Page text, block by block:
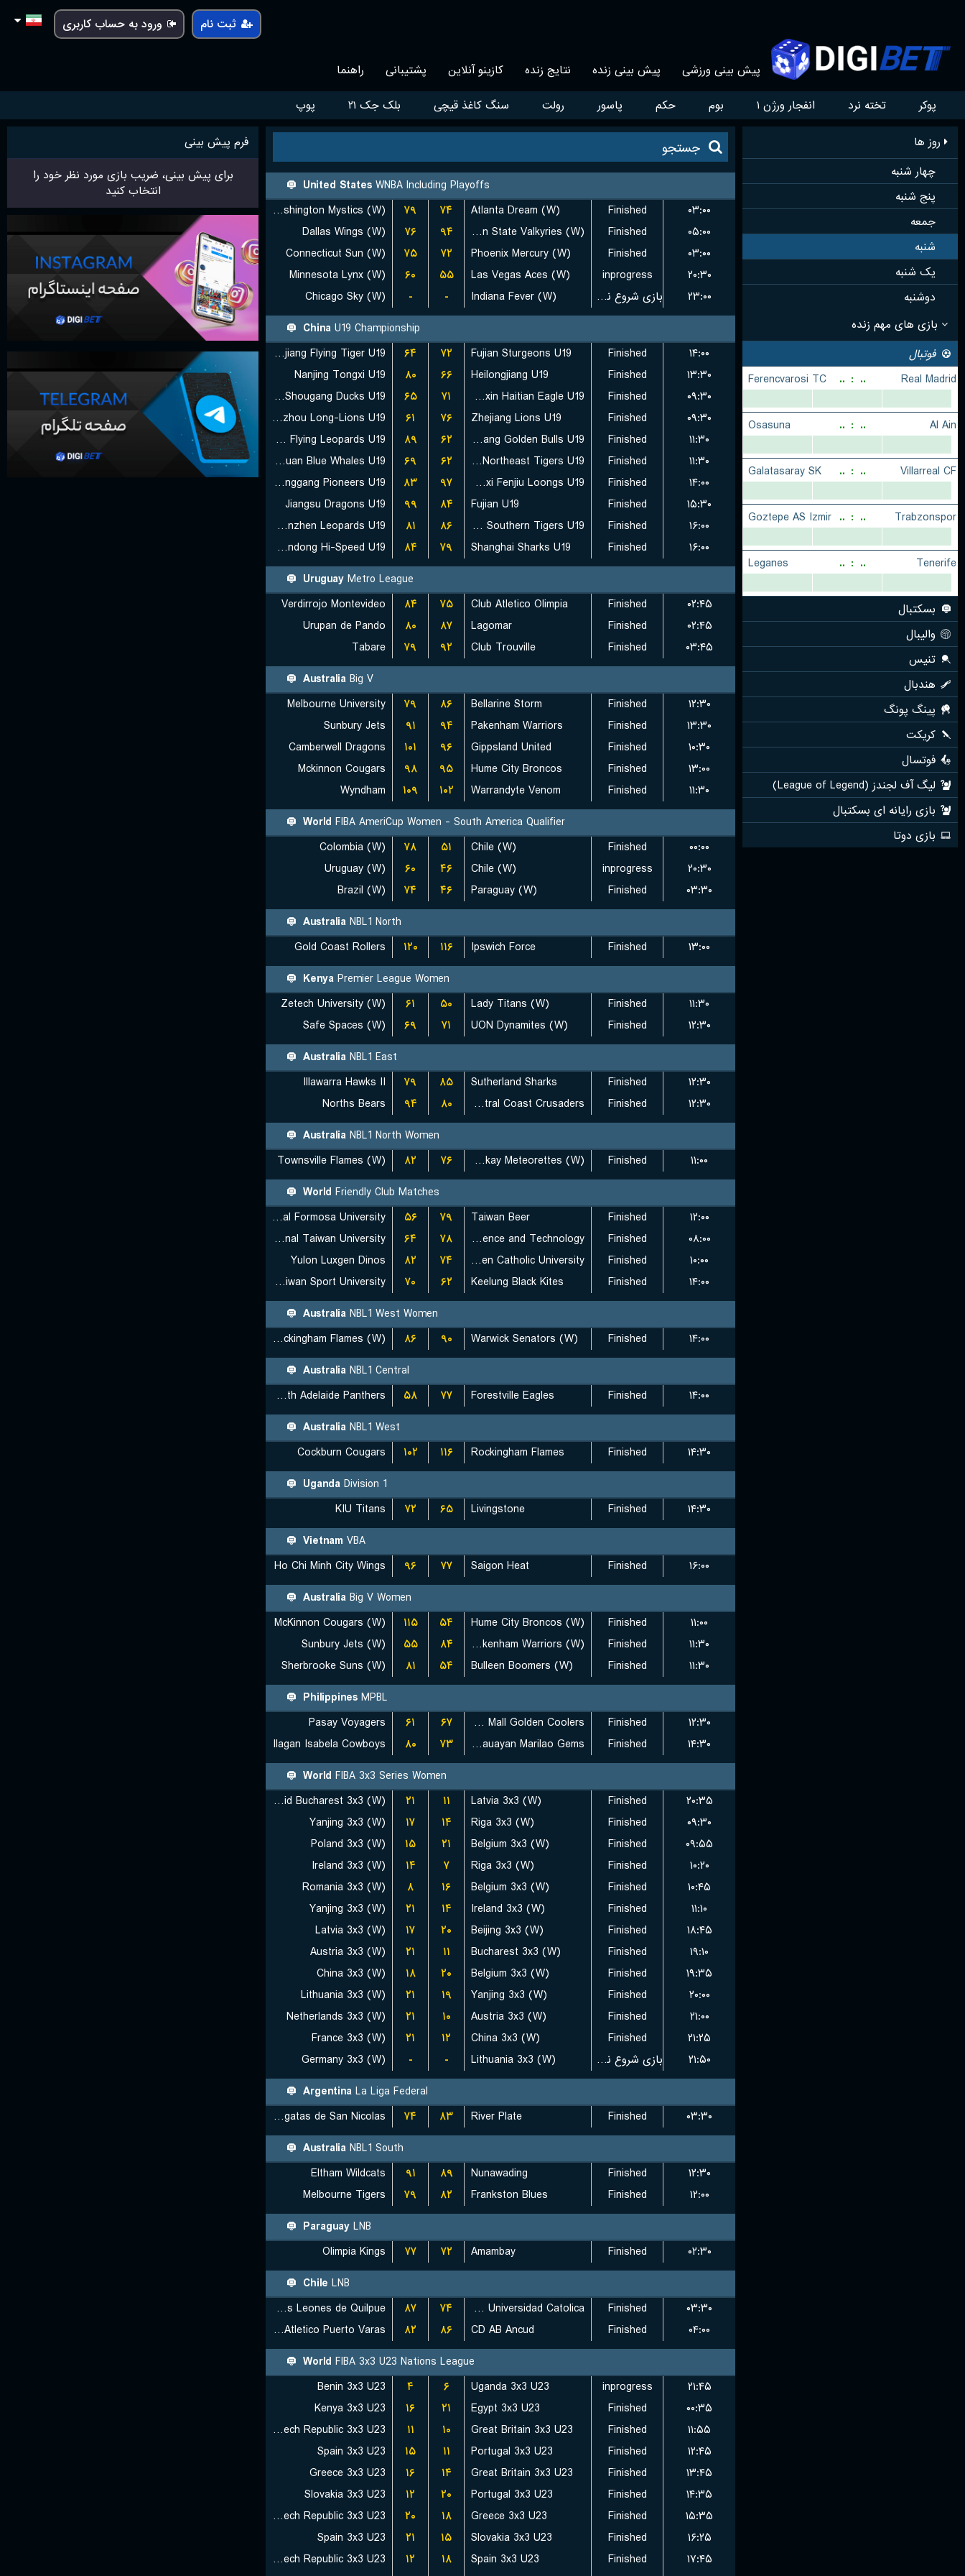
ثبت نام ورود به حساب کاربری
پیش بینی ورزشی پیش بینی زنده نتایج زنده کازینو آنلاین پشتیبانی راهنما
پوکر تخته نرد انفجار ورژن ۱ بوم حکم پاسور رولت سنگ کاغذ قیچی بلک جک ۲۱ پوپ
روز ها
چهار شنبه
پنج شنبه
جمعه
شنبه
یک شنبه
دوشنبه
United States WNBA Including Playoffs
Washington Mystics (W)
۷۹ ۷۴ Atlanta Dream (W) Finished
۰۳:۰۰
Dallas Wings (W)
۷۶ ۹۴ Golden State Valkyries (W) Finished
۰۵:۰۰
Connecticut Sun (W)
۷۵ ۷۲ Phoenix Mercury (W) Finished
۰۳:۰۰
Minnesota Lynx (W)
۶۰ ۵۵ Las Vegas Aces (W) inprogress
۲۰:۳۰
Chicago Sky (W)
- - Indiana Fever (W) بازی شروع نشده است
۲۳:۰۰
China U19 Championship
Xinjiang Flying Tiger U19
۶۴ ۷۲ Fujian Sturgeons U19 Finished
۱۴:۰۰
Nanjing Tongxi U19
۸۰ ۶۶ Heilongjiang U19 Finished
۱۳:۳۰
Beijing Shougang Ducks U19
۶۵ ۷۱ Qingdao Guoxin Haitian Eagle U19 Finished
۰۹:۳۰
Guangzhou Long-Lions U19
۶۱ ۷۶ Zhejiang Lions U19 Finished
۰۹:۳۰
Liaoning Flying Leopards U19
۸۹ ۶۲ Zhejiang Golden Bulls U19 Finished
۱۱:۳۰
Sichuan Blue Whales U19
۶۹ ۶۲ Jilin Northeast Tigers U19 Finished
۱۱:۳۰
Tianjin Ronggang Pioneers U19
۸۳ ۹۷ Shanxi Fenjiu Loongs U19 Finished
۱۴:۰۰
Jiangsu Dragons U19
۹۹ ۸۴ Fujian U19 Finished
۱۵:۳۰
Shenzhen Leopards U19
۸۱ ۸۶ Guangdong Southern Tigers U19 Finished
۱۶:۰۰
Shandong Hi-Speed U19
۸۴ ۷۹ Shanghai Sharks U19 Finished
۱۶:۰۰
Uruguay Metro League
Verdirrojo Montevideo
۸۴ ۷۵ Club Atletico Olimpia Finished
۰۲:۴۵
Urupan de Pando
۸۰ ۸۷ Lagomar Finished
۰۲:۴۵
Tabare
۷۹ ۹۲ Club Trouville Finished
۰۳:۴۵
Australia Big V
Melbourne University
۷۹ ۸۶ Bellarine Storm Finished
۱۲:۳۰
Sunbury Jets
۹۱ ۹۴ Pakenham Warriors Finished
۱۳:۳۰
Camberwell Dragons
۱۰۱ ۹۶ Gippsland United Finished
۱۰:۳۰
Mckinnon Cougars
۹۸ ۹۵ Hume City Broncos Finished
۱۳:۰۰
Wyndham
۱۰۹ ۱۰۲ Warrandyte Venom Finished
۱۱:۳۰
World FIBA AmeriCup Women - South America Qualifier
Colombia (W)
۷۸ ۵۱ Chile (W) Finished
۰۰:۰۰
Uruguay (W)
۶۰ ۴۶ Chile (W) inprogress
۲۰:۳۰
Brazil (W)
۷۴ ۴۶ Paraguay (W) Finished
۰۳:۳۰
Australia NBL1 North
Gold Coast Rollers
۱۲۰ ۱۱۶ Ipswich Force Finished
۱۳:۰۰
Kenya Premier League Women
Zetech University (W)
۶۱ ۵۰ Lady Titans (W) Finished
۱۱:۳۰
Safe Spaces (W)
۶۹ ۷۱ UON Dynamites (W) Finished
۱۲:۳۰
Australia NBL1 East
Illawarra Hawks II
۷۹ ۸۵ Sutherland Sharks Finished
۱۲:۳۰
Norths Bears
۹۴ ۸۰ Central Coast Crusaders Finished
۱۲:۳۰
Australia NBL1 North Women
Townsville Flames (W)
۸۲ ۷۶ Mackay Meteorettes (W) Finished
۱۱:۰۰
World Friendly Club Matches
National Formosa University
۵۶ ۷۹ Taiwan Beer Finished
۱۲:۰۰
National Taiwan University
۶۴ ۷۸ Chien Hsin University of Science and Technology Finished
۰۸:۰۰
Yulon Luxgen Dinos
۸۲ ۷۴ Fu Jen Catholic University Finished
۱۰:۰۰
National Taiwan Sport University
۷۰ ۶۲ Keelung Black Kites Finished
۱۴:۰۰
Australia NBL1 West Women
Rockingham Flames (W)
۸۶ ۹۰ Warwick Senators (W) Finished
۱۴:۰۰
Australia NBL1 Central
South Adelaide Panthers
۵۸ ۷۷ Forestville Eagles Finished
۱۴:۰۰
Australia NBL1 West
Cockburn Cougars
۱۰۲ ۱۱۶ Rockingham Flames Finished
۱۴:۳۰
Uganda Division 1
KIU Titans
۷۲ ۶۵ Livingstone Finished
۱۴:۳۰
Vietnam VBA
Ho Chi Minh City Wings
۹۶ ۷۷ Saigon Heat Finished
۱۶:۰۰
Australia Big V Women
McKinnon Cougars (W)
۱۱۵ ۵۴ Hume City Broncos (W) Finished
۱۱:۰۰
Sunbury Jets (W)
۵۵ ۸۴ Pakenham Warriors (W) Finished
۱۱:۳۰
Sherbrooke Suns (W)
۸۱ ۵۴ Bulleen Boomers (W) Finished
۱۱:۳۰
Philippines MPBL
Pasay Voyagers
۶۱ ۶۷ Rizal Xentro Mall Golden Coolers Finished
۱۲:۳۰
Ilagan Isabela Cowboys
۸۰ ۷۳ Meycauayan Marilao Gems Finished
۱۴:۳۰
World FIBA 3x3 Series Women
CS Rapid Bucharest 3x3 (W)
۲۱ ۱۱ Latvia 3x3 (W) Finished
۲۰:۳۵
Yanjing 3x3 (W)
۱۷ ۱۴ Riga 3x3 (W) Finished
۰۹:۳۰
Poland 3x3 (W)
۱۵ ۲۱ Belgium 3x3 (W) Finished
۰۹:۵۵
Ireland 3x3 (W)
۱۴ ۷ Riga 3x3 (W) Finished
۱۰:۲۰
Romania 3x3 (W)
۸ ۱۶ Belgium 3x3 (W) Finished
۱۰:۴۵
Yanjing 3x3 (W)
۲۱ ۱۴ Ireland 3x3 (W) Finished
۱۱:۱۰
Latvia 3x3 (W)
۱۷ ۲۰ Beijing 3x3 (W) Finished
۱۸:۴۵
Austria 3x3 (W)
۲۱ ۱۱ Bucharest 3x3 (W) Finished
۱۹:۱۰
China 3x3 (W)
۱۸ ۲۰ Belgium 3x3 (W) Finished
۱۹:۳۵
Lithuania 3x3 (W)
۲۱ ۱۹ Yanjing 3x3 (W) Finished
۲۰:۰۰
Netherlands 3x3 (W)
۲۱ ۱۰ Austria 3x3 (W) Finished
۲۱:۰۰
France 3x3 (W)
۲۱ ۱۲ China 3x3 (W) Finished
۲۱:۲۵
Germany 3x3 (W)
- - Lithuania 3x3 (W) بازی شروع نشده است
۲۱:۵۰
Argentina La Liga Federal
Regatas de San Nicolas
۷۴ ۸۳ River Plate Finished
۰۳:۳۰
Australia NBL1 South
Eltham Wildcats
۹۱ ۸۹ Nunawading Finished
۱۲:۳۰
Melbourne Tigers
۷۹ ۸۲ Frankston Blues Finished
۱۲:۰۰
Paraguay LNB
Olimpia Kings
۷۷ ۷۲ Amambay Finished
۰۲:۳۰
Chile LNB
Colegio Los Leones de Quilpue
۸۷ ۷۴ Club Deportivo Universidad Catolica Finished
۰۳:۳۰
CD Atletico Puerto Varas
۸۲ ۸۶ CD AB Ancud Finished
۰۴:۰۰
World FIBA 3x3 U23 Nations League
Benin 3x3 U23
۴ ۶ Uganda 3x3 U23 inprogress
۲۱:۴۵
Kenya 3x3 U23
۱۶ ۲۱ Egypt 3x3 U23 Finished
۰۰:۳۵
Czech Republic 3x3 U23
۱۱ ۱۰ Great Britain 3x3 U23 Finished
۱۱:۵۵
Spain 3x3 U23
۱۵ ۱۱ Portugal 3x3 U23 Finished
۱۲:۴۵
Greece 3x3 U23
۱۶ ۱۴ Great Britain 3x3 U23 Finished
۱۳:۴۵
Slovakia 3x3 U23
۱۲ ۲۰ Portugal 3x3 U23 Finished
۱۴:۳۵
Czech Republic 3x3 U23
۲۰ ۱۸ Greece 3x3 U23 Finished
۱۵:۳۵
Spain 3x3 U23
۲۱ ۱۵ Slovakia 3x3 U23 Finished
۱۶:۲۵
Czech Republic 3x3 U23
۱۲ ۱۸ Spain 3x3 U23 Finished
۱۷:۴۵
فرم پیش بینی
برای پیش بینی، ضریب بازی مورد نظر خود را
انتخاب کنید